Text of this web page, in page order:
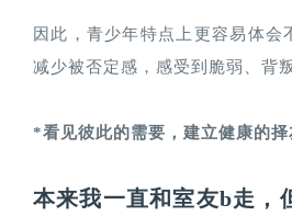
因此，青少年特点上更容易体
减少被否定感，感受到脆弱、背叛
*看见彼此的需要，建立健康的择
本来我一直和室友b走，